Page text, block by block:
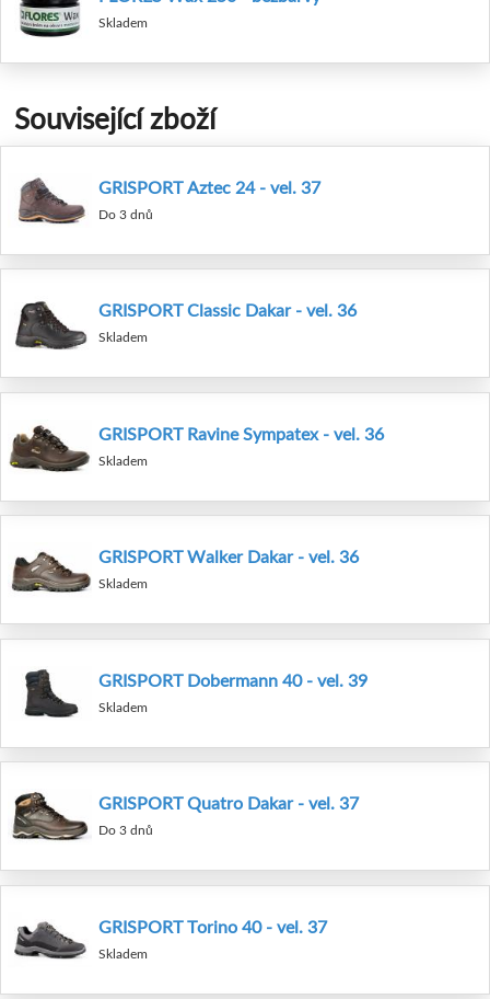
Skladem
Související zboží
GRISPORT Aztec 24 - vel. 37
Do 3 dnů
GRISPORT Classic Dakar - vel. 36
Skladem
GRISPORT Ravine Sympatex - vel. 36
Skladem
GRISPORT Walker Dakar - vel. 36
Skladem
GRISPORT Dobermann 40 - vel. 39
Skladem
GRISPORT Quatro Dakar - vel. 37
Do 3 dnů
GRISPORT Torino 40 - vel. 37
Skladem